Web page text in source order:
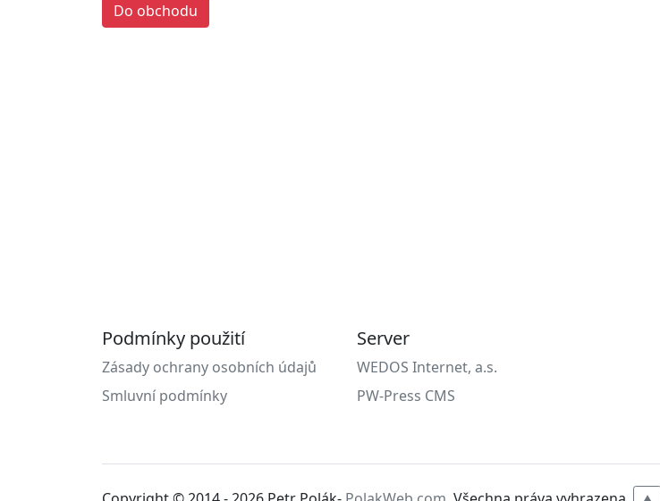
Do obchodu
Podmínky použití
Zásady ochrany osobních údajů
Smluvní podmínky
Server
WEDOS Internet, a.s.
PW-Press CMS